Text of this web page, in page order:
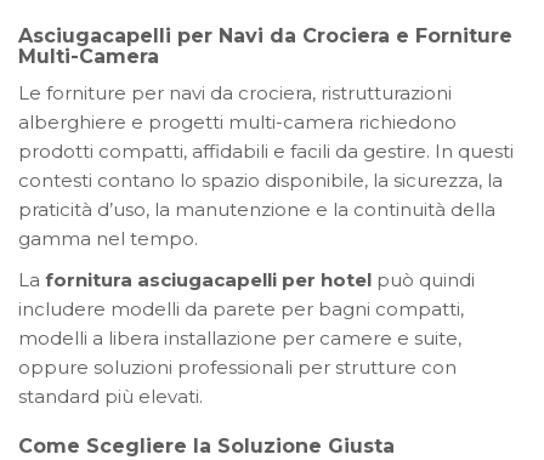
Asciugacapelli per Navi da Crociera e Forniture
Multi-Camera
Le forniture per navi da crociera, ristrutturazioni
alberghiere e progetti multi-camera richiedono
prodotti compatti, affidabili e facili da gestire. In questi
contesti contano lo spazio disponibile, la sicurezza, la
praticità d’uso, la manutenzione e la continuità della
gamma nel tempo.
La fornitura asciugacapelli per hotel può quindi
includere modelli da parete per bagni compatti,
modelli a libera installazione per camere e suite,
oppure soluzioni professionali per strutture con
standard più elevati.
Come Scegliere la Soluzione Giusta